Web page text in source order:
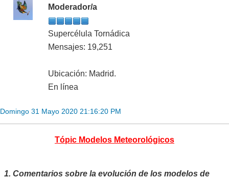
Moderador/a
Supercélula Tornádica
Mensajes: 19,251
Ubicación: Madrid.
En línea
Domingo 31 Mayo 2020 21:16:20 PM
Tópic Modelos Meteorológicos
1. Comentarios sobre la evolución de los modelos de